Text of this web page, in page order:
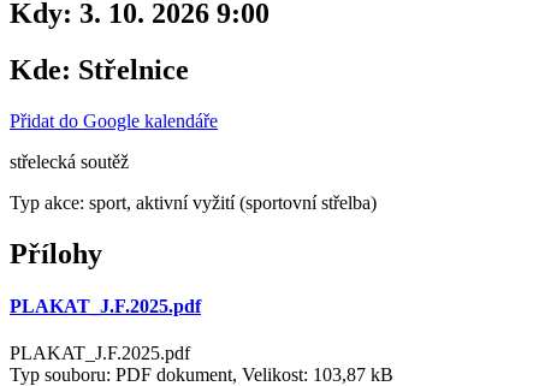
Kdy: 3. 10. 2026 9:00
Kde: Střelnice
Přidat do Google kalendáře
střelecká soutěž
Typ akce: sport, aktivní vyžití (sportovní střelba)
Přílohy
PLAKAT_J.F.2025.pdf
PLAKAT_J.F.2025.pdf
Typ souboru: PDF dokument, Velikost: 103,87 kB